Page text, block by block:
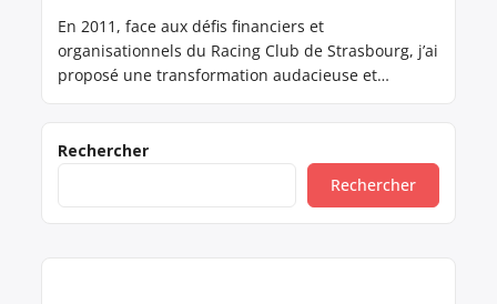
En 2011, face aux défis financiers et
organisationnels du Racing Club de Strasbourg, j’ai
proposé une transformation audacieuse et
visait à rassembler les supporters, les collectivités
locales, les entreprises et les salariés au sein
d’une structure démocratique et participative, où
Rechercher
Rechercher